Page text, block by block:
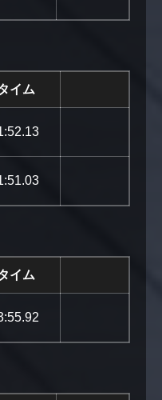
イム
youtu.be/
youtu.be/
イム
youtu.be/